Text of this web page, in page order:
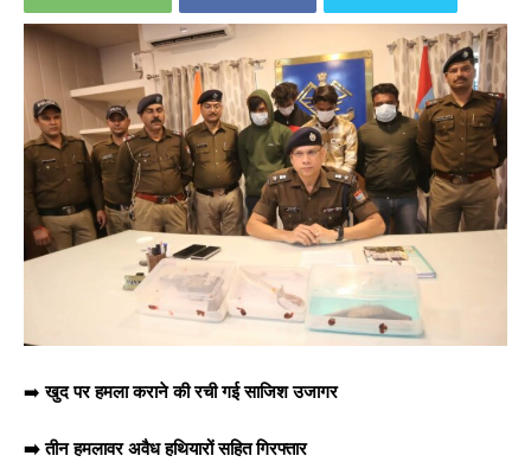
➡️खुद पर हमला कराने की रची गई साजिश उजागर
➡️ तीन हमलावर अवैध हथियारों सहित गिरफ्तार